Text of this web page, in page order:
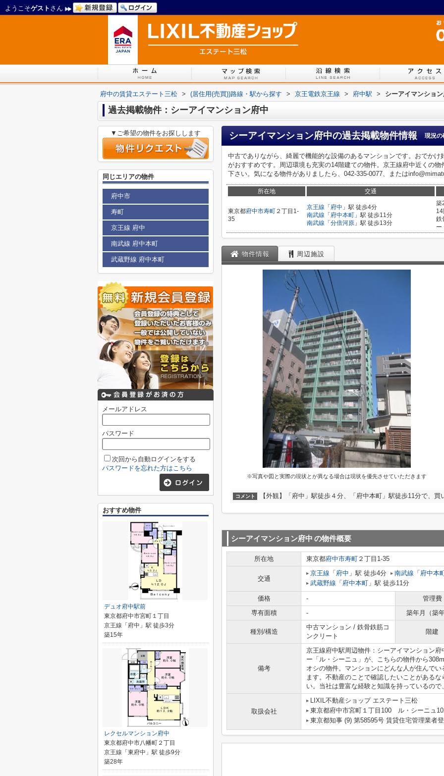
ようこそゲスト さん
府中の賃貸エステート三松 > (居住用(売買))路線・駅から探す > 京王電鉄京王線 > 府中駅 > シーアイマンショ
過去掲載物件：シーアイマンション府中
シーアイマンション府中の過去掲載物件情報 現況の
中古でありながら、綺麗で機能的な設備のあるマンションです。おでか
がおすすめです。周辺環境も充実の14階建ての物件。京王線府中近くの
下さい。気になる物件がありましたら、042-335-0077、または
所在地 交通
東京都府中市寿町 ２丁目1-
35
京王線 「 府中 」駅 徒歩4分
南武線 「 府中本町 」駅 徒歩11分
南武線 「 分倍河原 」駅 徒歩13分
築
鉄
ー
物件情報 周辺施設
※写真や図と実際の現状とが異なる場合は現状を優先させていただきます
コメント 【外観】「府中」駅徒歩４分、「府中本町」駅徒歩11分で、
シーアイマンション府中 の物件概要
所在地 東京都府中市寿町 ２丁目1-35
交通
京王線 「 府中 」駅 徒歩4分 南武線 「 府中本
武蔵野線 「 府中本町 」駅 徒歩11分
価格 -
管理費
専有面積
- 築年月（築
種別/構造
中古マンション / 鉄骨鉄筋コ
ンクリート
階建
備考
京王線府中駅周辺物件：シーアイマンション
ー「ル・シーニュ」が、こちらの物件から
オシの物件。マンションにどんな人が住んで
ます。不動産のことで確認したいことがある
い。当社は豊富な経験と知識を持っているの
取扱会社
LIXIL不動産ショップ エステート三松
東京都府中市宮町１丁目100 ル・シーニュ
東京都知事 (9) 第58595号 賃貸住宅管理業者
▼ご希望の物件をお探しします
同じエリアの物件
府中市
寿町
京王線 府中
南武線 府中本町
武蔵野線 府中本町
メールアドレス
パスワード
次回から自動ログインをする
パスワードを忘れた方はこちら
おすすめ物件
デュオ府中駅前
東京都府中市宮町１丁目
京王線「府中」駅 徒歩3分
築15年
レクセルマンション府中
東京都府中市八幡町２丁目
京王線「東府中」駅 徒歩9分
築28年